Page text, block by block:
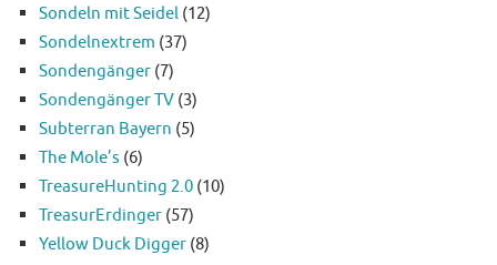
Sondeln mit Seidel (12)
Sondelnextrem (37)
Sondengänger (7)
Sondengänger TV (3)
Subterran Bayern (5)
The Mole’s (6)
TreasureHunting 2.0 (10)
TreasurErdinger (57)
Yellow Duck Digger (8)